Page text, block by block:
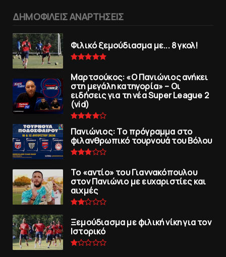
ΔΗΜΟΦΙΛΕΙΣ ΑΝΑΡΤΗΣΕΙΣ
Φιλικό ξεμούδιασμα με... 8 γκολ!
Μαρτσούκος: «Ο Πανιώνιος ανήκει
στη μεγάλη κατηγορία» – Οι
ειδήσεις για τη νέα Super League 2
(vid)
Πανιώνιoς: Tο πρόγραμμα στο
φιλανθρωπικό τουρνουά του Bόλου
To «αντίο» του Γιαννακόπουλου
στον Πανιώνιο με ευχαριστίες και
αιχμές
Ξεμούδιασμα με φιλική νίκη για τoν
Iστορικό